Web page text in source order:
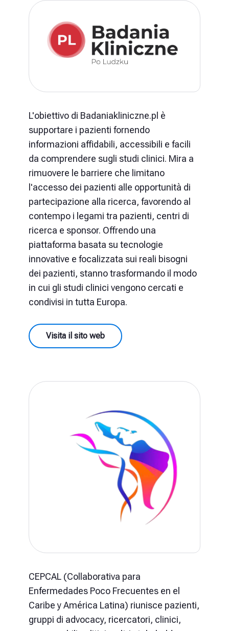
L'obiettivo di Badaniakliniczne.pl è
supportare i pazienti fornendo
informazioni affidabili, accessibili e facili
da comprendere sugli studi clinici. Mira a
rimuovere le barriere che limitano
l'accesso dei pazienti alle opportunità di
partecipazione alla ricerca, favorendo al
contempo i legami tra pazienti, centri di
ricerca e sponsor. Offrendo una
piattaforma basata su tecnologie
innovative e focalizzata sui reali bisogni
dei pazienti, stanno trasformando il modo
in cui gli studi clinici vengono cercati e
condivisi in tutta Europa.
Visita il sito web
CEPCAL (Collaborativa para
Enfermedades Poco Frecuentes en el
Caribe y América Latina) riunisce pazienti,
gruppi di advocacy, ricercatori, clinici,